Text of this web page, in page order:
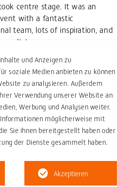
centre stage. It was an
with a fantastic
team, lots of inspiration, and
zurück zur Übersicht
und Anzeigen zu
soziale Medien anbieten zu können
zu analysieren. Außerdem
Verwendung unserer Website an
Werbung und Analysen weiter.
möglicherweise mit
Sie ihnen bereitgestellt haben oder
der Dienste gesammelt haben.
Akzeptieren